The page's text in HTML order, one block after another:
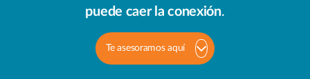
puede caer la conexión.
Te asesoramos aquí